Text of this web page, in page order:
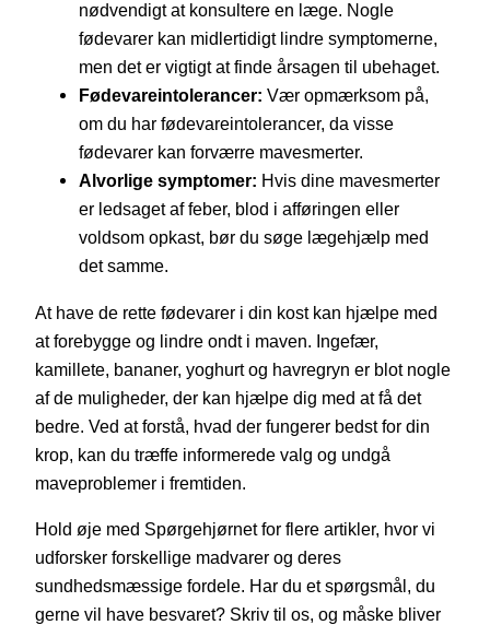
nødvendigt at konsultere en læge. Nogle
fødevarer kan midlertidigt lindre symptomerne,
men det er vigtigt at finde årsagen til ubehaget.
Fødevareintolerancer: Vær opmærksom på,
om du har fødevareintolerancer, da visse
fødevarer kan forværre mavesmerter.
Alvorlige symptomer: Hvis dine mavesmerter
er ledsaget af feber, blod i afføringen eller
voldsom opkast, bør du søge lægehjælp med
det samme.
At have de rette fødevarer i din kost kan hjælpe med
at forebygge og lindre ondt i maven. Ingefær,
kamillete, bananer, yoghurt og havregryn er blot nogle
af de muligheder, der kan hjælpe dig med at få det
bedre. Ved at forstå, hvad der fungerer bedst for din
krop, kan du træffe informerede valg og undgå
maveproblemer i fremtiden.
Hold øje med Spørgehjørnet for flere artikler, hvor vi
udforsker forskellige madvarer og deres
sundhedsmæssige fordele. Har du et spørgsmål, du
gerne vil have besvaret? Skriv til os, og måske bliver